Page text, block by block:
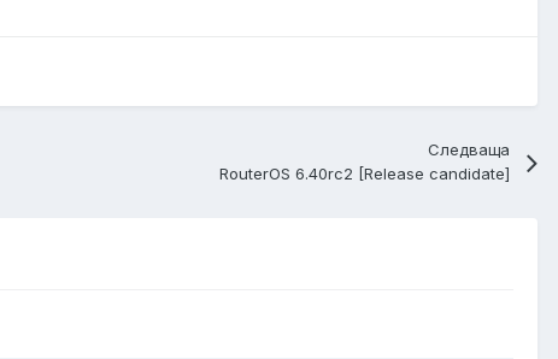
Следваща
RouterOS 6.40rc2 [Release candidate]